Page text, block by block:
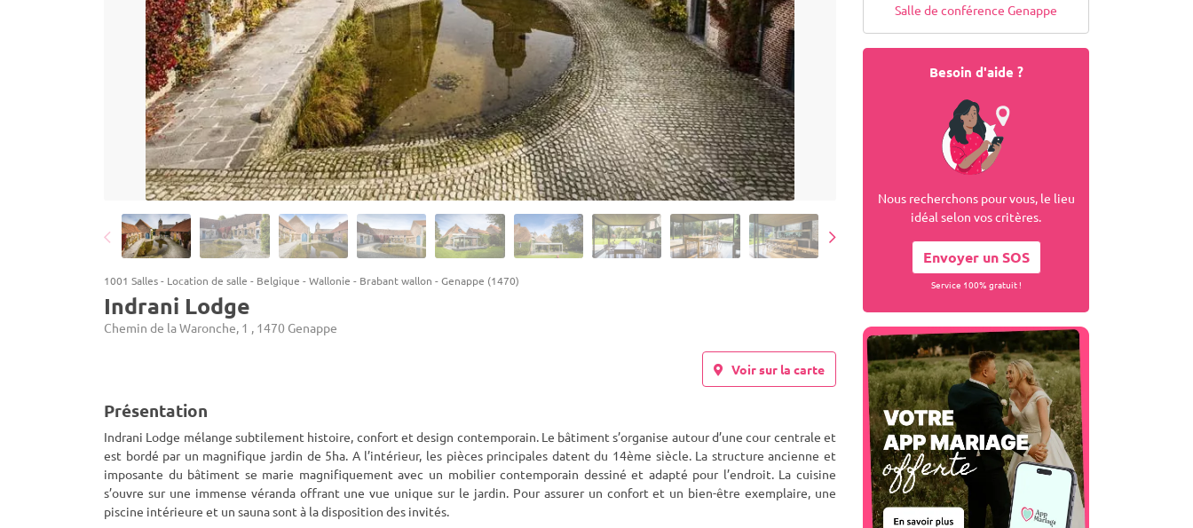
1001 Salles- Location de salle - Belgique -Wallonie - Brabant wallon -Genappe (1470)
Indrani Lodge
Chemin de la Waronche, 1 , 1470 Genappe
Voir sur la carte
Présentation
Indrani Lodge mélange subtilement histoire, confort et design contemporain. Le bâtiment s’organise autour d’une cour centrale et
est bordé par un magnifique jardin de 5ha. A l’intérieur, les pièces principales datent du 14ème siècle. La structure ancienne et
imposante du bâtiment se marie magnifiquement avec un mobilier contemporain dessiné et adapté pour l’endroit. La cuisine
s’ouvre sur une immense véranda offrant une vue unique sur le jardin. Pour assurer un confort et un bien-être exemplaire, une
piscine intérieure et un sauna sont à la disposition des invités.
Salle de conférence Genappe
Besoin d'aide ?
Nous recherchons pour vous, le lieu
idéal selon vos critères.
Envoyer un SOS
Service 100% gratuit !